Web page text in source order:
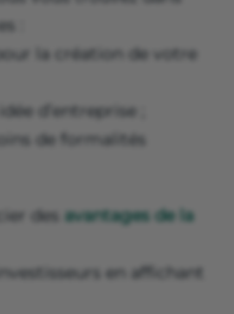
:
la création de votre
d’entreprise ;
de formalités
des avantages de la
en affichant